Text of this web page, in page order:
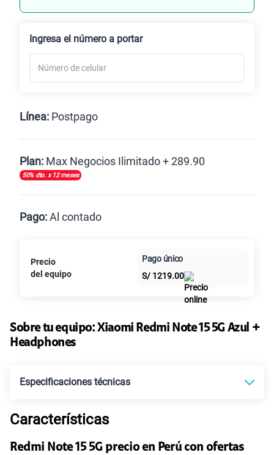
Ingresa el número a portar
Línea: Postpago
Postpago
Plan: Max Negocios Ilimitado + 289.90
50% dto. x 12 meses
125GBen alta velocidad
S/ 79.90
50% dto. x 6 meses
Paga solo
Pago:Al contado
Al contado Cuotas Claro
Precio
del equipo
Pago único
S/ 1219.00
Sobre tu equipo:Xiaomi Redmi Note 15 5G Azul +
Headphones
Especificaciones técnicas
Tecnología de Pantalla
Características
Redmi Note 15 5G precio en Perú con ofertas